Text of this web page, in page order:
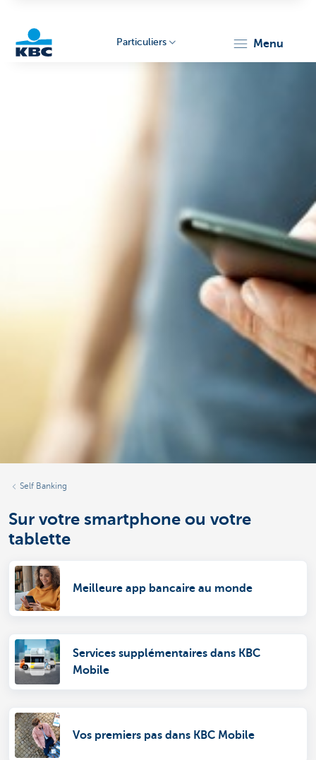
Particuliers menu
Self Banking
Sur votre smartphone ou votre
tablette
Meilleure app bancaire au monde
Services supplémentaires dans KBC
Mobile
Vos premiers pas dans KBC Mobile